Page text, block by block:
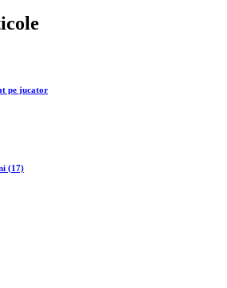
pe jucator
(17)